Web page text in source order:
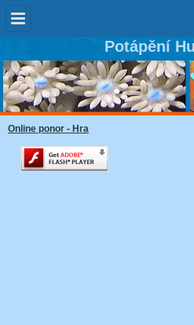
Potápění
Online ponor - Hra